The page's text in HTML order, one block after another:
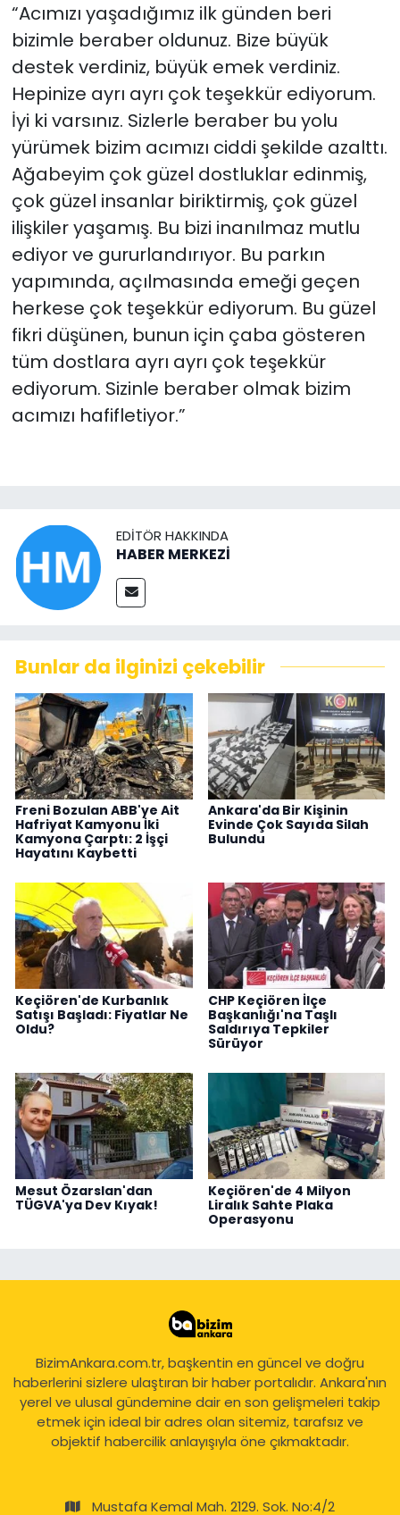
“Acımızı yaşadığımız ilk günden beri
bizimle beraber oldunuz. Bize büyük
destek verdiniz, büyük emek verdiniz.
Hepinize ayrı ayrı çok teşekkür ediyorum.
İyi ki varsınız. Sizlerle beraber bu yolu
yürümek bizim acımızı ciddi şekilde azalttı.
Ağabeyim çok güzel dostluklar edinmiş,
çok güzel insanlar biriktirmiş, çok güzel
ilişkiler yaşamış. Bu bizi inanılmaz mutlu
ediyor ve gururlandırıyor. Bu parkın
yapımında, açılmasında emeği geçen
herkese çok teşekkür ediyorum. Bu güzel
fikri düşünen, bunun için çaba gösteren
tüm dostlara ayrı ayrı çok teşekkür
ediyorum. Sizinle beraber olmak bizim
acımızı hafifletiyor.”
EDITÖR HAKKINDA
HABER MERKEZİ
Bunlar da ilginizi çekebilir
Freni Bozulan ABB'ye Ait
Hafriyat Kamyonu İki
Kamyona Çarptı: 2 İşçi
Hayatını Kaybetti
Ankara'da Bir Kişinin
Evinde Çok Sayıda Silah
Bulundu
Keçiören'de Kurbanlık
Satışı Başladı: Fiyatlar Ne
Oldu?
CHP Keçiören İlçe
Başkanlığı'na Taşlı
Saldırıya Tepkiler
Sürüyor
Mesut Özarslan'dan
TÜGVA'ya Dev Kıyak!
Keçiören'de 4 Milyon
Liralık Sahte Plaka
Operasyonu
BizimAnkara.com.tr, başkentin en güncel ve doğru
haberlerini sizlere ulaştıran bir haber portalıdır. Ankara'nın
yerel ve ulusal gündemine dair en son gelişmeleri takip
etmek için ideal bir adres olan sitemiz, tarafsız ve
objektif habercilik anlayışıyla öne çıkmaktadır.
Mustafa Kemal Mah. 2129. Sok. No:4/2